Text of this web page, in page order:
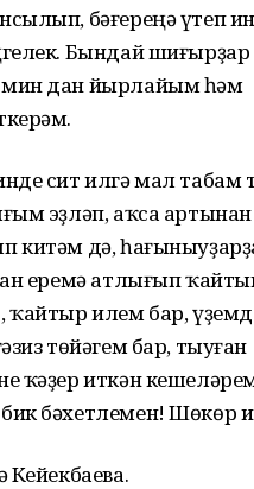
бәғереңә үтеп
Бындай шиғырҙар
дан йырлайым һәм
сит илгә мал табам
эҙләп, аҡса
китәм дә,
еремә атлығып
ҡайтыр илем бар,
төйәгем бар, тыуған
ҡәҙер иткән
бәхетлемен! Шөкөр
Кейекбаева.